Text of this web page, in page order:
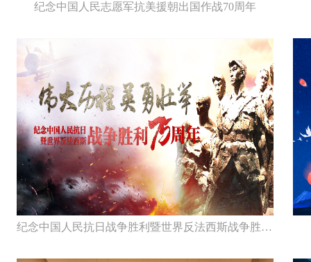
纪念中国人民志愿军抗美援朝出国作战70周年
纪念中国人民抗日战争胜利暨世界反法西斯战争胜利75周年